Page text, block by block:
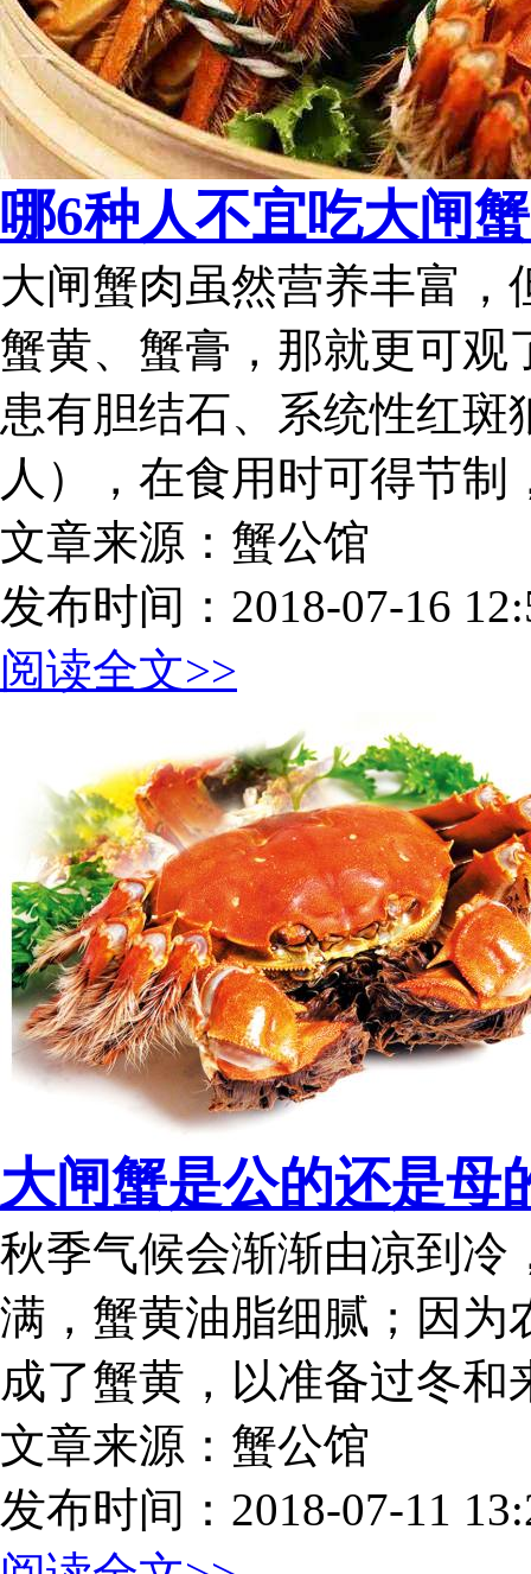
哪6种人不宜吃大闸
大闸蟹肉虽然营养丰富
蟹黄、蟹膏，那就更可观
患有胆结石、系统性红
人），在食用时可得节
文章来源：蟹公馆
发布时间：2018-07-16
阅读全文>>
大闸蟹是公的还是母
秋季气候会渐渐由凉到冷
满，蟹黄油脂细腻；因为
成了蟹黄，以准备过冬
文章来源：蟹公馆
发布时间：2018-07-11